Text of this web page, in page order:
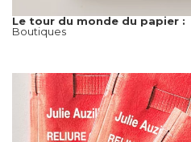
Le tour du monde du papier :
Boutiques